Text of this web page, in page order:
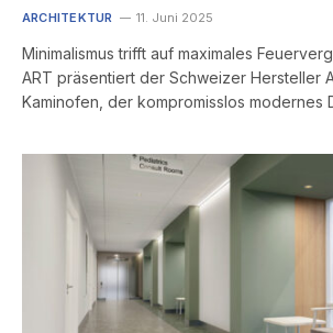
ARCHITEKTUR 11. Juni 2025
Minimalismus trifft auf maximales
ART präsentiert der Schweizer Hersteller
Kaminofen, der kompromisslos modernes